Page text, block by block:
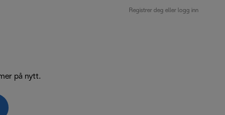
Registrer deg eller logg inn
på nytt.